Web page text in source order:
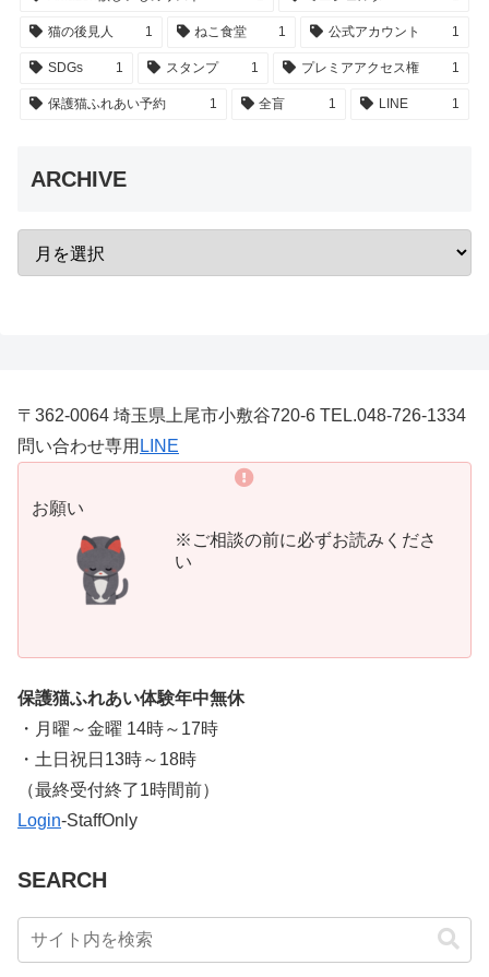
猫の後見人 1 ねこ食堂 1 公式アカウント 1
SDGs 1 スタンプ 1 プレミアアクセス権 1
保護猫ふれあい予約 1 全盲 1 LINE 1
ARCHIVE
〒362-0064 埼玉県上尾市小敷谷720-6 TEL.048-726-1334
問い合わせ専用 LINE
お願い
※ご相談の前に必ずお読みくださ
い
保護猫ふれあい体験年中無休
・月曜～金曜 14時～17時
・土日祝日13時～18時
​（最終受付終了1時間前）
Login-StaffOnly
SEARCH